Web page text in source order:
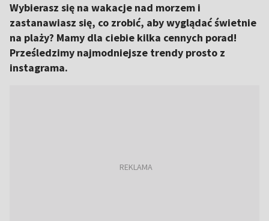
Wybierasz się na wakacje nad morzem i
zastanawiasz się, co zrobić, aby wyglądać świetnie
na plaży? Mamy dla ciebie kilka cennych porad!
Prześledzimy najmodniejsze trendy prosto z
instagrama.